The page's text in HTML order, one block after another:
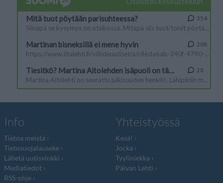
Info
Tietoa meistä
Tietosuojalauseke
Lähetä uutisvinkki
Mediatiedot
RSS-ohje
Yhteistyössä
Kesä!
Jocka
Tyyliniekka
Päivän Lehti